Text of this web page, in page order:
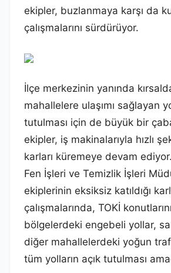
ekipler, buzlanmaya karşı da
çalışmalarını sürdürüyor.
İlçe merkezinin yanında
mahallelere ulaşımı sağlayan
tutulması için de büyük bir
ekipler, iş makinalarıyla hızlı
karları küremeye devam ediyor.
Fen İşleri ve Temizlik İşleri
ekiplerinin eksiksiz katıldığı
çalışmalarında, TOKİ
bölgelerdeki engebeli yollar,
diğer mahallelerdeki yoğun
tüm yolların açık tutulması